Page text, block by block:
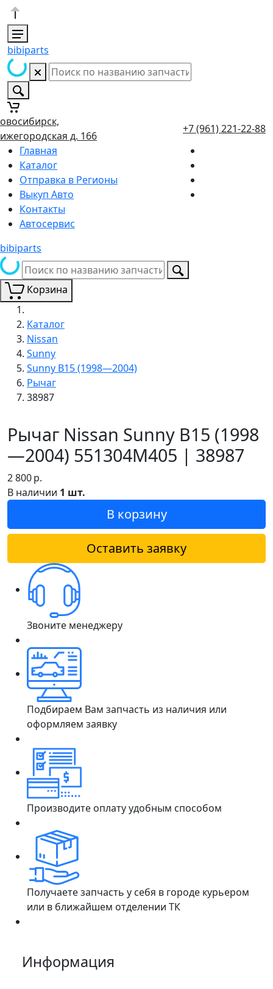
bibiparts
д. 166
+7 (961) 221-22-88
Главная
Каталог
Отправка в Регионы
Выкуп Авто
Контакты
Автосервис
bibiparts
Корзина
Каталог
Nissan
Sunny
Sunny B15 (1998—2004)
Рычаг
38987
Рычаг Nissan Sunny B15 (1998
—2004) 551304M405 | 38987
2 800р.
В наличии 1 шт.
В корзину
Оставить заявку
Звоните менеджеру
Подбираем Вам запчасть из наличия или
оформляем заявку
Производите оплату удобным способом
Получаете запчасть у себя в городе курьером
или в ближайшем отделении ТК
Информация